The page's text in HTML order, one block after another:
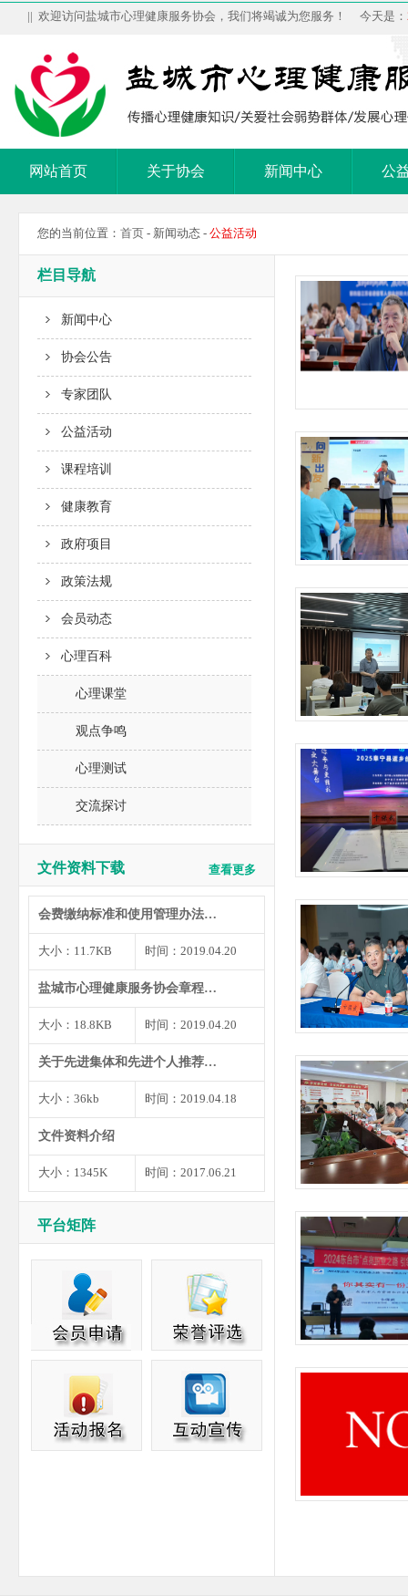
|| 欢迎访问盐城市心理健康服务协会，我们将竭诚为您服务！ 今天是：
网站首页 关于协会 新闻中心 公
您的当前位置： 首页 - 新闻动态 - 公益活动
栏目导航
新闻中心
协会公告
专家团队
公益活动
课程培训
健康教育
政府项目
政策法规
会员动态
心理百科
心理课堂
观点争鸣
心理测试
交流探讨
文件资料下载 查看更多
会费缴纳标准和使用管理办法…
大小：11.7KB 时间：2019.04.20
盐城市心理健康服务协会章程…
大小：18.8KB 时间：2019.04.20
关于先进集体和先进个人推荐…
大小：36kb 时间：2019.04.18
文件资料介绍
大小：1345K 时间：2017.06.21
平台矩阵